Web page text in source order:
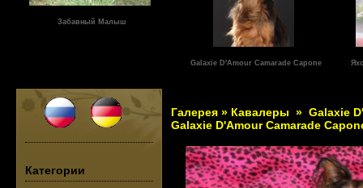
Забавный Малыш
Galaxie D'Amour Camarade Capone
Категории
Галерея » Кавалеры » Galaxie
Galaxie D'Amour Camarade